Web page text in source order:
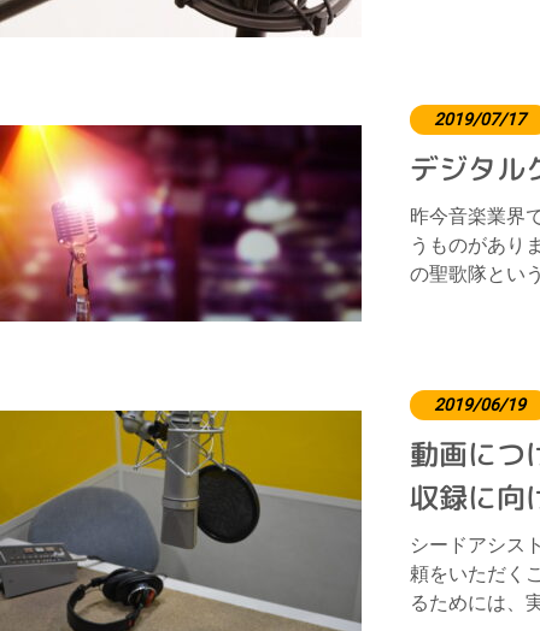
2019/07/17
デジタル
昨今音楽業界
うものがあり
の聖歌隊とい
2019/06/19
動画につ
収録に向
シードアシス
頼をいただく
るためには、